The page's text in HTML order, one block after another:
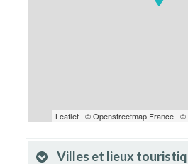
Leaflet | © Openstreetmap France | ©
Villes et lieux